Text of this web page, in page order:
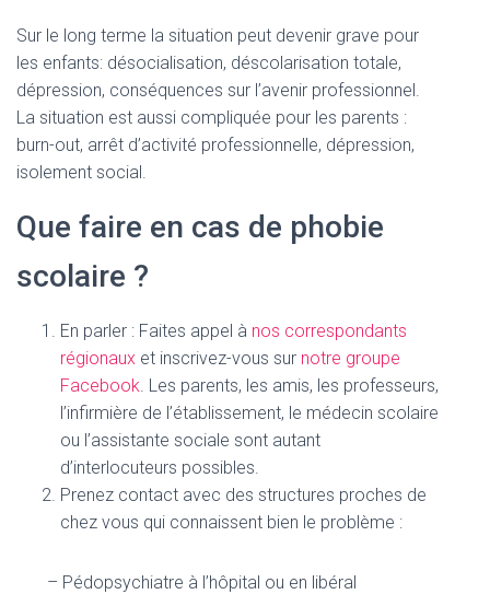
Sur le long terme la situation peut devenir grave pour
les enfants: désocialisation, déscolarisation totale,
dépression, conséquences sur l’avenir professionnel.
La situation est aussi compliquée pour les parents :
burn-out, arrêt d’activité professionnelle, dépression,
isolement social.
Que faire en cas de phobie
scolaire ?
En parler : Faites appel à nos correspondants
régionaux et inscrivez-vous sur notre groupe
Facebook. Les parents, les amis, les professeurs,
l’infirmière de l’établissement, le médecin scolaire
ou l’assistante sociale sont autant
d’interlocuteurs possibles.
Prenez contact avec des structures proches de
chez vous qui connaissent bien le problème :
– Pédopsychiatre à l’hôpital ou en libéral